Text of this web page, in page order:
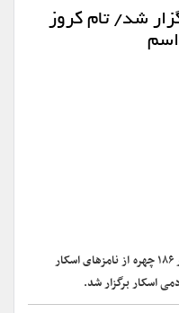
شد/ تام کروز
چهل و یکمین ضیافت آکادمی با حضور ۱۸۶ چهره از نامزهای اسکار